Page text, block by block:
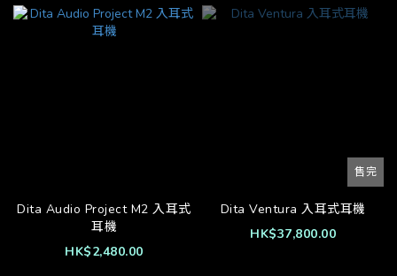
Dita Audio Project M2 入耳式
耳機
HK$2,480.00
售完
Dita Ventura 入耳式耳機
HK$37,800.00